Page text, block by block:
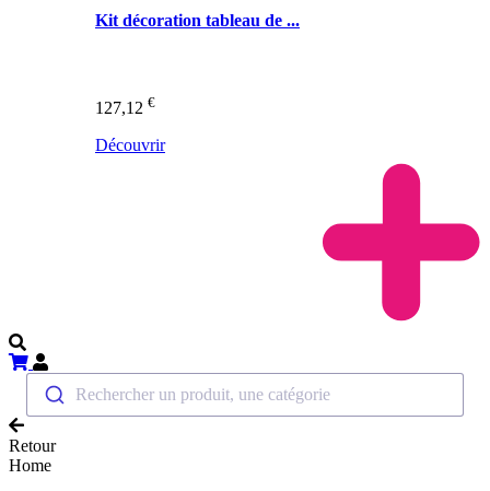
Kit décoration tableau de ...
127,12 €
Découvrir
Rechercher un produit, une catégorie
Retour
Home